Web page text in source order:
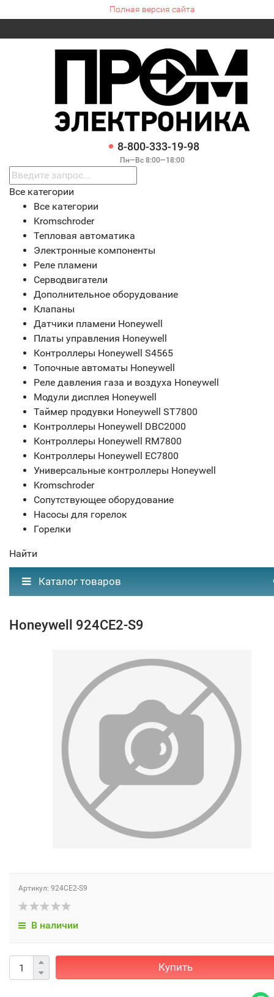
Полная версия сайта
8-800-333-19-98
Пн—Вс 8:00—18:00
Все категории
Все категории
Kromschroder
Тепловая автоматика
Электронные компоненты
Реле пламени
Серводвигатели
Дополнительное оборудование
Клапаны
Датчики пламени Honeywell
Платы управления Honeywell
Контроллеры Honeywell S4565
Топочные автоматы Honeywell
Реле давления газа и воздуха Honeywell
Модули дисплея Honeywell
Таймер продувки Honeywell ST7800
Контроллеры Honeywell DBC2000
Контроллеры Honeywell RM7800
Контроллеры Honeywell EC7800
Универсальные контроллеры Honeywell
Kromschroder
Сопутствующее оборудование
Насосы для горелок
Горелки
Найти
Каталог товаров
Honeywell 924CE2-S9
Артикул: 924CE2-S9
В наличии
Купить